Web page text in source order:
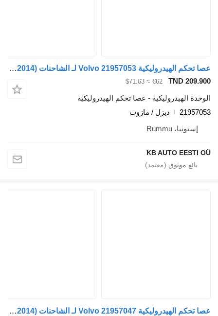
عصا تحكم الهيدروليكية Volvo 21957053 لـ الشاحنات Volvo FH12, FH16, NH12, FH, VNL780 (1993-2014)
TND 209.900
€62
≈ $71.63
الوحدة الهيدروليكية - عصا تحكم الهيدروليكية
21957053
ديزل / مازوت
إستونيا، Rummu
KB AUTO EESTI OÜ
عصا تحكم الهيدروليكية Volvo 21957047 لـ الشاحنات Volvo FH12, FH16, NH12, FH, VNL780 (1993-2014)